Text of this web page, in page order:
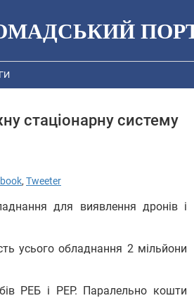
стаціонарну систему
, Tweeter
для виявлення дронів і
усього обладнання 2 мільйони
РЕБ і РЕР. Паралельно кошти